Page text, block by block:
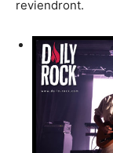
reviendront.